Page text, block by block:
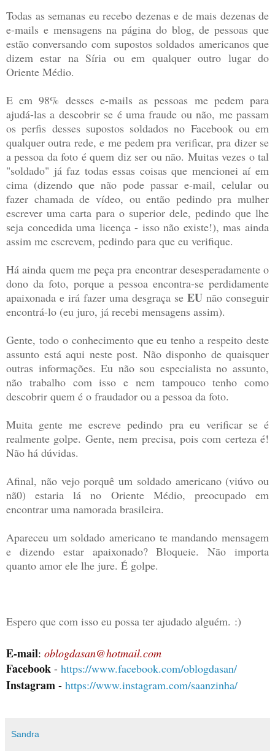
Todas as semanas eu recebo dezenas e de mais dezenas de
e-mails e mensagens na página do blog, de pessoas que
estão conversando com supostos soldados americanos que
dizem estar na Síria ou em qualquer outro lugar do
Oriente Médio.
E em 98% desses e-mails as pessoas me pedem para
ajudá-las a descobrir se é uma fraude ou não, me passam
os perfis desses supostos soldados no Facebook ou em
qualquer outra rede, e me pedem pra verificar, pra dizer se
a pessoa da foto é quem diz ser ou não. Muitas vezes o tal
"soldado" já faz todas essas coisas que mencionei aí em
cima (dizendo que não pode passar e-mail, celular ou
fazer chamada de vídeo, ou então pedindo pra mulher
escrever uma carta para o superior dele, pedindo que lhe
seja concedida uma licença - isso não existe!), mas ainda
assim me escrevem, pedindo para que eu verifique.
Há ainda quem me peça pra encontrar desesperadamente o
dono da foto, porque a pessoa encontra-se perdidamente
apaixonada e irá fazer uma desgraça se EU não conseguir
encontrá-lo (eu juro, já recebi mensagens assim).
Gente, todo o conhecimento que eu tenho a respeito deste
assunto está aqui neste post. Não disponho de quaisquer
outras informações. Eu não sou especialista no assunto,
não trabalho com isso e nem tampouco tenho como
descobrir quem é o fraudador ou a pessoa da foto.
Muita gente me escreve pedindo pra eu verificar se é
realmente golpe. Gente, nem precisa, pois com certeza é!
Não há dúvidas.
Afinal, não vejo porquê um soldado americano (viúvo ou
nã0) estaria lá no Oriente Médio, preocupado em
encontrar uma namorada brasileira.
Apareceu um soldado americano te mandando mensagem
e dizendo estar apaixonado? Bloqueie. Não importa
quanto amor ele lhe jure. É golpe.
Espero que com isso eu possa ter ajudado alguém. :)
E-mail: oblogdasan@hotmail.com
Facebook - https://www.facebook.com/oblogdasan/
Instagram - https://www.instagram.com/saanzinha/
Sandra